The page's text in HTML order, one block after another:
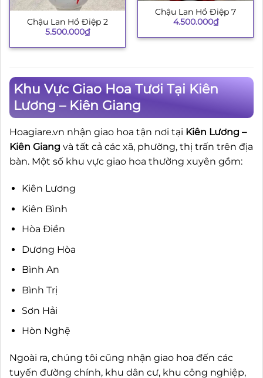
Chậu Lan Hồ Điệp 2
5.500.000₫
Chậu Lan Hồ Điệp 7
4.500.000₫
Khu Vực Giao Hoa Tươi Tại Kiên
Lương – Kiên Giang
Hoagiare.vn nhận giao hoa tận nơi tại Kiên Lương –
Kiên Giang và tất cả các xã, phường, thị trấn trên địa
bàn. Một số khu vực giao hoa thường xuyên gồm:
Kiên Lương
Kiên Bình
Hòa Điền
Dương Hòa
Bình An
Bình Trị
Sơn Hải
Hòn Nghệ
Ngoài ra, chúng tôi cũng nhận giao hoa đến các
tuyến đường chính, khu dân cư, khu công nghiệp,